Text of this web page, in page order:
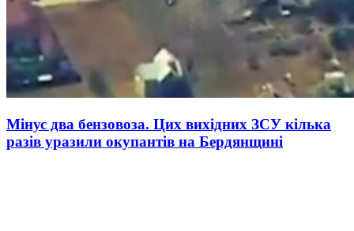
Мінус два бензовоза. Цих вихідних ЗСУ кілька
разів уразили окупантів на Бердянщині